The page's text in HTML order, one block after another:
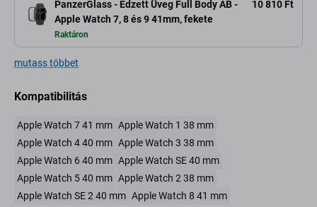
PanzerGlass - Edzett Üveg Full Body AB -
Apple Watch 7, 8 és 9 41mm, fekete
10 810 Ft
Raktáron
mutass többet
Kompatibilitás
Apple Watch 7 41 mm Apple Watch 1 38 mm
Apple Watch 4 40 mm Apple Watch 3 38 mm
Apple Watch 6 40 mm Apple Watch SE 40 mm
Apple Watch 5 40 mm Apple Watch 2 38 mm
Apple Watch SE 2 40 mm Apple Watch 8 41 mm